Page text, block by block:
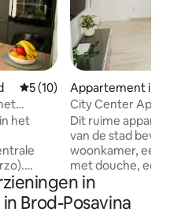
Gemiddelde beoordeling
5 (10)
het
met een
met alles
Appartement in
d
City Center
Dit ruime
van de stad bevat
woonkamer, een
met douche, een
wasruimte en
uitgerust naar
verblijf
in
Brod-Posavina